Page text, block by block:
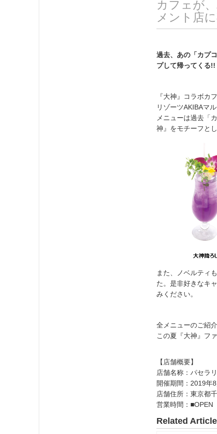
カフェが
メント店
過去、あの「カプ
プして帰ってくる!!
『大神』コラボカ
リゾーツAKIBAマ
メニューは過去「
神』をモチーフと
また、ノベルティ
た。是非好きなキ
みください。
全メニューのご紹
この夏『大神』フ
【店舗概要】
店舗名称：パセラ
開催期間：2019年
店舗住所：東京都
営業時間：
Related Article